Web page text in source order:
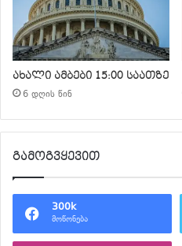
ახალი ამბები 15:00 საათზე
6 დღის წინ
გამოგვყევით
300k
მოწონება